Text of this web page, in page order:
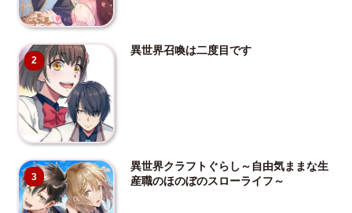
2
異世界召喚は二度目です
3
異世界クラフトぐらし～自由気ままな生
産職のほのぼのスローライフ～